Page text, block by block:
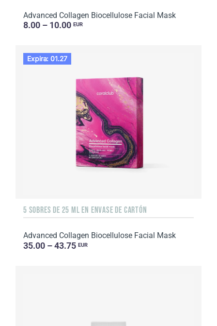
Advanced Collagen Biocellulose Facial Mask
8.00 – 10.00 EUR
Expira: 01.27
5 SOBRES DE 25 ML EN ENVASE DE CARTÓN
Advanced Collagen Biocellulose Facial Mask
35.00 – 43.75 EUR